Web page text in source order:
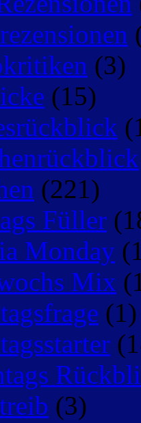
(3)
(15)
(221)
Füller
Monday
Mix
(1)
(3)